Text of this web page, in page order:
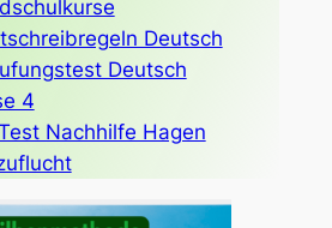
Deutsch
Deutsch
4
Nachhilfe Hagen